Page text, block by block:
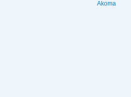
Akoma